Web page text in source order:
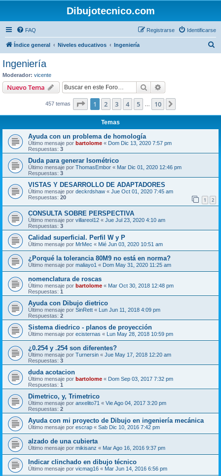
Dibujotecnico.com
FAQ Identificarse
Registrarse
Índice general Niveles educativos Ingeniería
Ingeniería
Moderador: vicente
Nuevo Tema Buscar
457 temas Página de 10
1 2 3 4 5 10
Temas
Ayuda con un problema de homología
Último mensaje por bartolome « Dom Dic 13, 2020 7:57 pm
Respuestas: 3
Duda para generar Isométrico
Último mensaje por ThomasEmbor « Mar Dic 01, 2020 12:46 pm
Respuestas: 3
VISTAS Y DESARROLLO DE ADAPTADORES
Último mensaje por deckrdshaw « Jue Oct 01, 2020 7:45 am
Respuestas: 20 1 2
CONSULTA SOBRE PERSPECTIVA
Último mensaje por villareol12 « Jue Jul 23, 2020 4:10 am
Respuestas: 3
Calidad superficial. Perfil W y P
Último mensaje por MrMec « Mié Jun 03, 2020 10:51 am
¿Porqué la tolerancia 80M9 no está en norma?
Último mensaje por maliayo1 « Dom May 31, 2020 11:25 am
nomenclatura de roscas
Último mensaje por bartolome « Mar Oct 30, 2018 12:48 pm
Respuestas: 1
Ayuda con Dibujo dietrico
Último mensaje por SinRett « Lun Jun 11, 2018 4:09 pm
Respuestas: 2
Sistema diedrico - planos de proyección
Último mensaje por ecisternas « Lun May 28, 2018 10:59 pm
¿0.254 y .254 son diferentes?
Último mensaje por Turnersin « Jue May 17, 2018 12:20 am
Respuestas: 3
duda acotacion
Último mensaje por bartolome « Dom Sep 03, 2017 7:32 pm
Respuestas: 1
Dimetrico, y, Trimetrico
Último mensaje por anxelito71 « Vie Ago 04, 2017 3:20 pm
Respuestas: 2
Ayuda con mi proyecto de Dibujo en ingeniería mecánica
Último mensaje por escrap « Sab Dic 10, 2016 7:42 pm
alzado de una cubierta
Último mensaje por mikisanz « Mar Ago 16, 2016 9:37 pm
Indicar clinchado en dibujo técnico
Último mensaje por vicmag16 « Mar Jun 14, 2016 6:56 pm